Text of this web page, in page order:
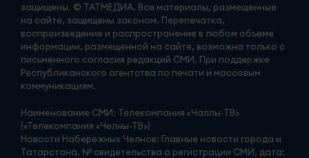
защищены. © ТАТМЕДИА. Все материалы, размещенные
на сайте, защищены законом. Перепечатка,
воспроизведение и распространение в любом объеме
информации, размещенной на сайте, возможна только с
письменного согласия редакций СМИ. При поддержке
Республиканского агентства по печати и массовым
коммуникациям.
Наименование СМИ: Телекомпания «Чаллы-ТВ»
(«Телекомпания «Челны-ТВ»)
Новости Набережных Челнов: Главные новости города и
Татарстана. № свидетельства о регистрации СМИ, дата: